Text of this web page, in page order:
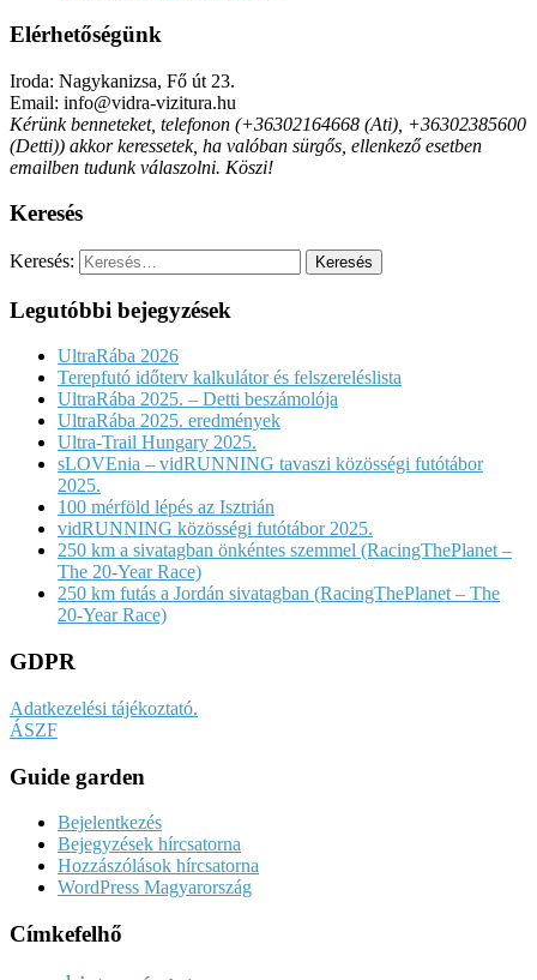
Elérhetőségünk
Iroda: Nagykanizsa, Fő út 23.
Email: info@vidra-vizitura.hu
Kérünk benneteket, telefonon (+36302164668 (Ati), +36302385600
(Detti)) akkor keressetek, ha valóban sürgős, ellenkező esetben
emailben tudunk válaszolni. Köszi!
Keresés
Keresés:
Legutóbbi bejegyzések
UltraRába 2026
Terepfutó időterv kalkulátor és felszereléslista
UltraRába 2025. – Detti beszámolója
UltraRába 2025. eredmények
Ultra-Trail Hungary 2025.
sLOVEnia – vidRUNNING tavaszi közösségi futótábor
2025.
100 mérföld lépés az Isztrián
vidRUNNING közösségi futótábor 2025.
250 km a sivatagban önkéntes szemmel (RacingThePlanet –
The 20-Year Race)
250 km futás a Jordán sivatagban (RacingThePlanet – The
20-Year Race)
GDPR
Adatkezelési tájékoztató.
ÁSZF
Guide garden
Bejelentkezés
Bejegyzések hírcsatorna
Hozzászólások hírcsatorna
WordPress Magyarország
Címkefelhő